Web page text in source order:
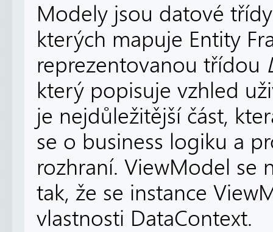
Modely jsou datové
kterých mapuje Entity
reprezentovanou třídou
který popisuje vzhled
je nejdůležitější část,
se o business logiku a
rozhraní. ViewModel se
tak, že se instance
vlastnosti DataContext.